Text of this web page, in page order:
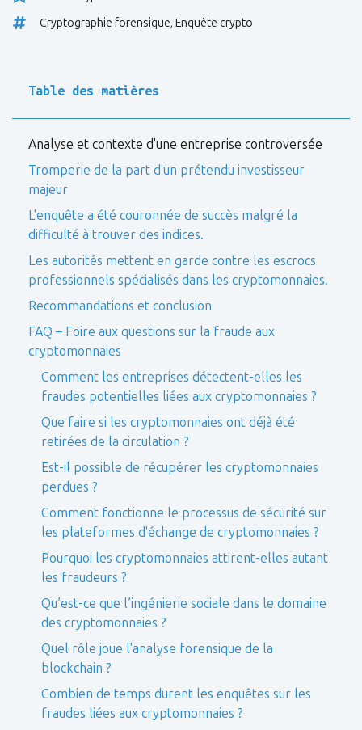
Cryptographie forensique, Enquête crypto
Table des matières
Analyse et contexte d'une entreprise controversée
Tromperie de la part d'un prétendu investisseur
majeur
L'enquête a été couronnée de succès malgré la
difficulté à trouver des indices.
Les autorités mettent en garde contre les escrocs
professionnels spécialisés dans les cryptomonnaies.
Recommandations et conclusion
FAQ – Foire aux questions sur la fraude aux
cryptomonnaies
Comment les entreprises détectent-elles les
fraudes potentielles liées aux cryptomonnaies ?
Que faire si les cryptomonnaies ont déjà été
retirées de la circulation ?
Est-il possible de récupérer les cryptomonnaies
perdues ?
Comment fonctionne le processus de sécurité sur
les plateformes d'échange de cryptomonnaies ?
Pourquoi les cryptomonnaies attirent-elles autant
les fraudeurs ?
Qu’est-ce que l’ingénierie sociale dans le domaine
des cryptomonnaies ?
Quel rôle joue l'analyse forensique de la
blockchain ?
Combien de temps durent les enquêtes sur les
fraudes liées aux cryptomonnaies ?